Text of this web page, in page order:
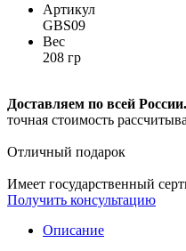
Артикул
GBS09
Вес
208 гр
Доставляем по всей России.
точная стоимость
Отличный подарок
Имеет государственный
Получить консультацию
Описание